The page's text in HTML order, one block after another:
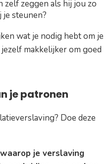
zelf zeggen als hij jou zo
je steunen?
wat je nodig hebt om je
makkelijker om goed
je patronen
Doe deze
je verslaving